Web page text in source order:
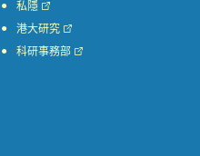
私隱
港大研究
科研事務部